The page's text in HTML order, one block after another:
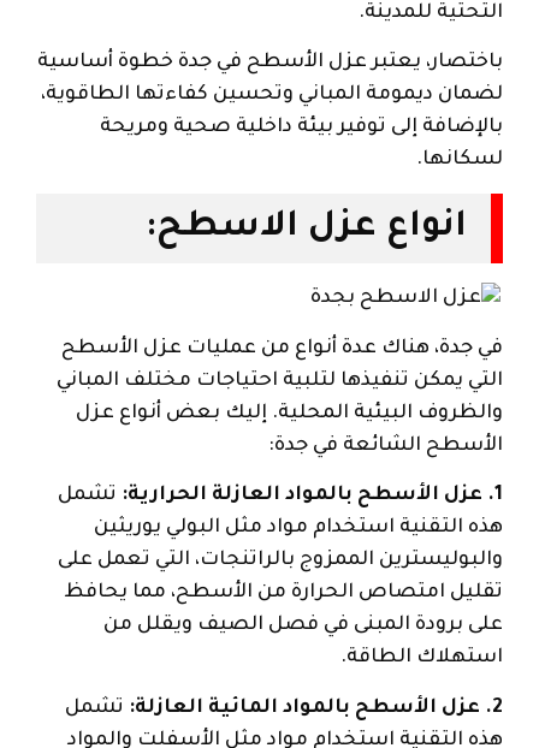
التحتية للمدينة.
باختصار، يعتبر عزل الأسطح في جدة خطوة أساسية
لضمان ديمومة المباني وتحسين كفاءتها الطاقوية،
بالإضافة إلى توفير بيئة داخلية صحية ومريحة
لسكانها.
انواع عزل الاسطح:
في جدة، هناك عدة أنواع من عمليات عزل الأسطح
التي يمكن تنفيذها لتلبية احتياجات مختلف المباني
والظروف البيئية المحلية. إليك بعض أنواع عزل
الأسطح الشائعة في جدة:
1. عزل الأسطح بالمواد العازلة الحرارية:
تشمل
هذه التقنية استخدام مواد مثل البولي يوريثين
والبوليسترين الممزوج بالراتنجات، التي تعمل على
تقليل امتصاص الحرارة من الأسطح، مما يحافظ
على برودة المبنى في فصل الصيف ويقلل من
استهلاك الطاقة.
2. عزل الأسطح بالمواد المائية العازلة:
تشمل
هذه التقنية استخدام مواد مثل الأسفلت والمواد